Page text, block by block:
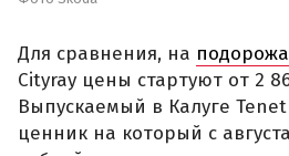
Для сравнения, на
Cityray цены стартуют от 2
Выпускаемый в Калуге
ценник на который с